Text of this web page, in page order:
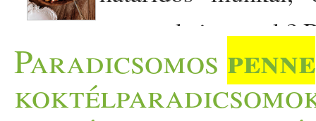
[…]
gyermekei
durumpennetészta2 ek.
kaliforniai paprika 1/­­2
Paradicsomos penne